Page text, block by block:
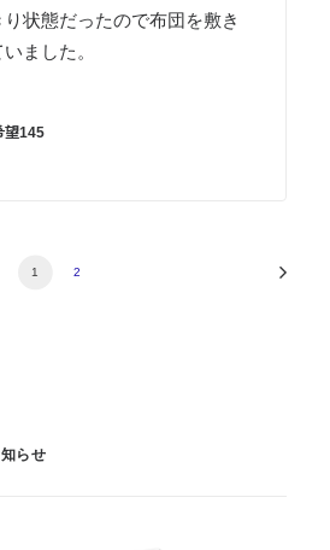
状態だったので布団を敷き
ました。
望145
1 2
らせ